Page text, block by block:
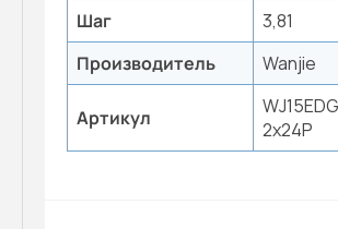
Шаг
3,81
Производитель
Wanjie
Артикул
2x24P